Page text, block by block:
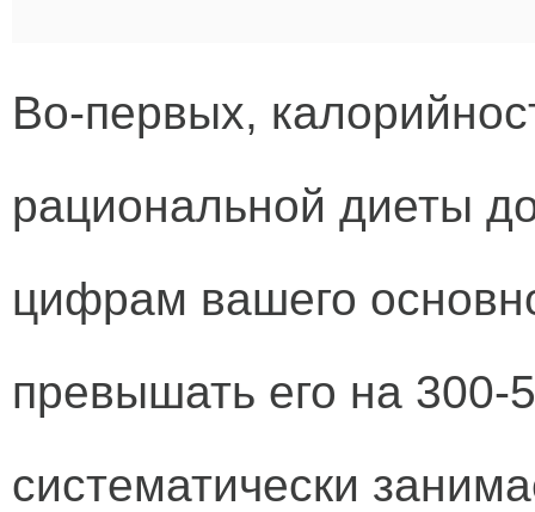
Во-первых,
рациональной диеты
цифрам вашего
превышать его на 300-
систематически